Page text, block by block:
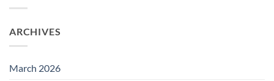
ARCHIVES
March 2026